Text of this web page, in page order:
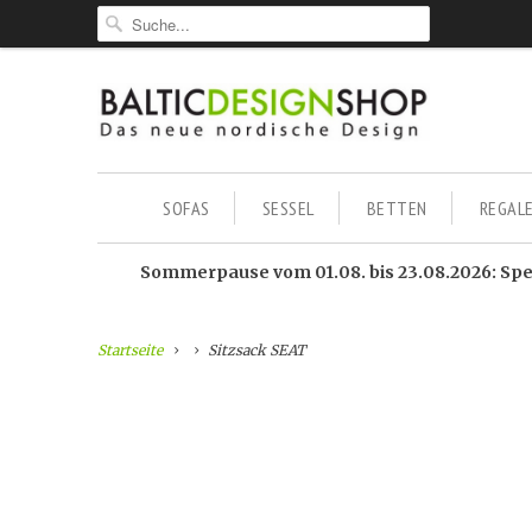
SOFAS SESSEL BETTEN
Sommerpause vom 01.08. bis 23.08.2026:
Startseite Sitzsack SEAT